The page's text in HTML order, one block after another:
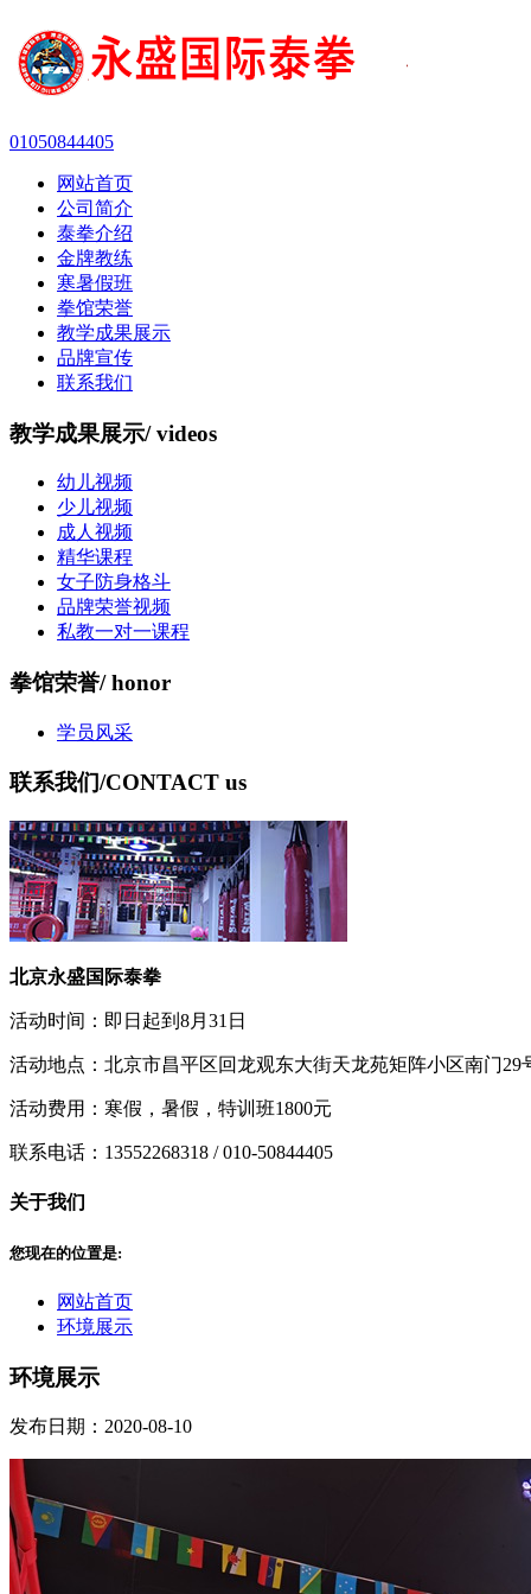
01050844405
网站首页
公司简介
泰拳介绍
金牌教练
寒暑假班
拳馆荣誉
教学成果展示
品牌宣传
联系我们
教学成果展示/ videos
幼儿视频
少儿视频
成人视频
精华课程
女子防身格斗
品牌荣誉视频
私教一对一课程
拳馆荣誉/ honor
学员风采
联系我们/CONTACT us
北京永盛国际泰拳
活动时间：即日起到8月31日
活动地点：北京市昌平区回龙观东大街天龙苑矩阵小区南门29
活动费用：寒假，暑假，特训班1800元
联系电话：13552268318 / 010-50844405
关于我们
您现在的位置是:
网站首页
环境展示
环境展示
发布日期：2020-08-10